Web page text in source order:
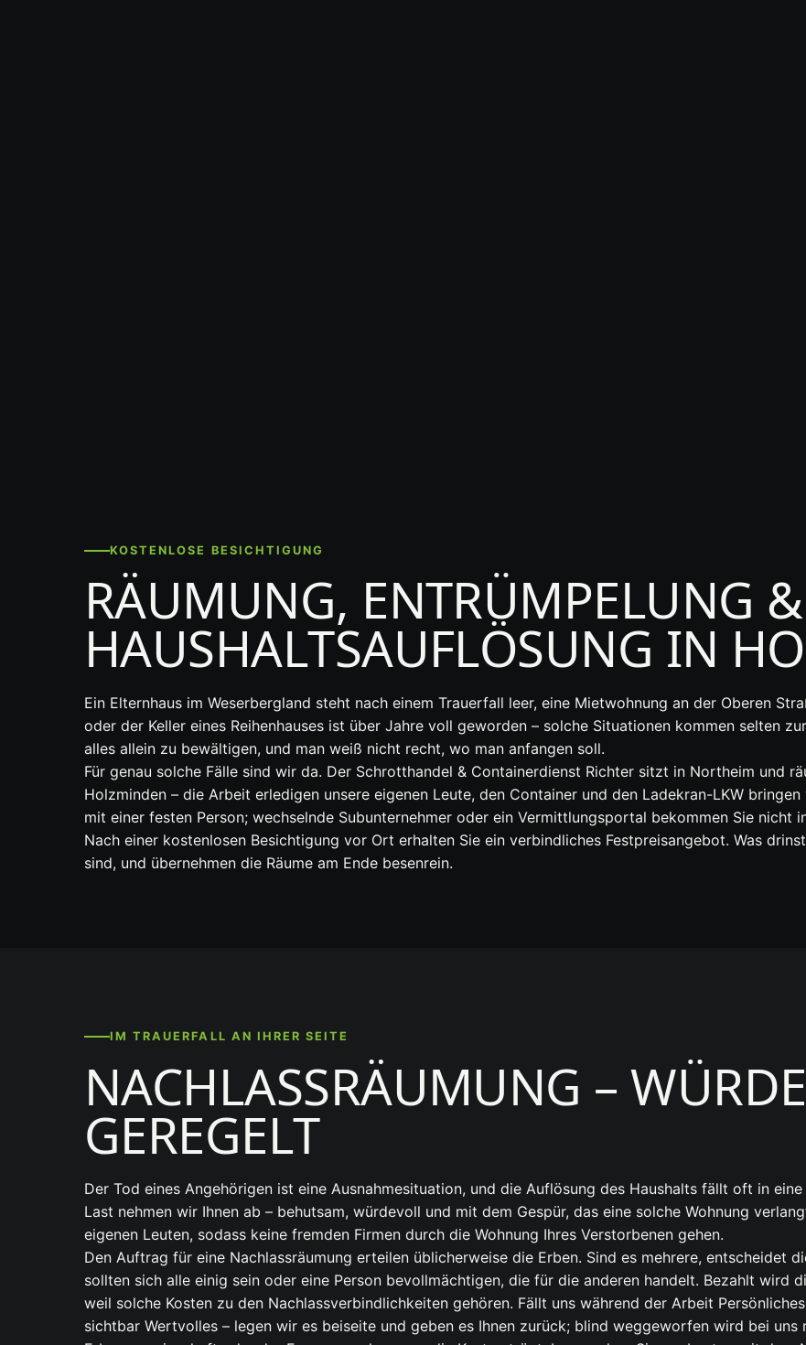
KOSTENLOSE BESICHTIGUNG
RÄUMUNG, ENTRÜMPELUNG &
HAUSHALTSAUFLÖSUNG IN
Ein Elternhaus im Weserbergland steht nach einem Trauerfall leer, eine Mietwohnung an der Oberen
oder der Keller eines Reihenhauses ist über Jahre voll geworden – solche Situationen kommen selten
alles allein zu bewältigen, und man weiß nicht recht, wo man anfangen soll.
Für genau solche Fälle sind wir da. Der Schrotthandel & Containerdienst Richter sitzt in Northeim und
Holzminden – die Arbeit erledigen unsere eigenen Leute, den Container und den Ladekran-LKW
mit einer festen Person; wechselnde Subunternehmer oder ein Vermittlungsportal bekommen Sie nicht
Nach einer kostenlosen Besichtigung vor Ort erhalten Sie ein verbindliches Festpreisangebot. Was
sind, und übernehmen die Räume am Ende besenrein.
IM TRAUERFALL AN IHRER SEITE
NACHLASSRÄUMUNG –
GEREGELT
Der Tod eines Angehörigen ist eine Ausnahmesituation, und die Auflösung des Haushalts fällt oft in
Last nehmen wir Ihnen ab – behutsam, würdevoll und mit dem Gespür, das eine solche Wohnung
eigenen Leuten, sodass keine fremden Firmen durch die Wohnung Ihres Verstorbenen gehen.
Den Auftrag für eine Nachlassräumung erteilen üblicherweise die Erben. Sind es mehrere, entscheidet
sollten sich alle einig sein oder eine Person bevollmächtigen, die für die anderen handelt. Bezahlt wird
weil solche Kosten zu den Nachlassverbindlichkeiten gehören. Fällt uns während der Arbeit
sichtbar Wertvolles – legen wir es beiseite und geben es Ihnen zurück; blind weggeworfen wird bei